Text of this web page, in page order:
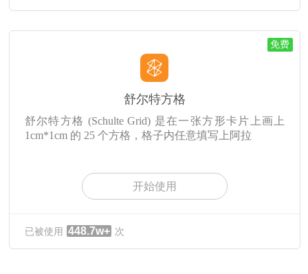
免费
舒尔特方格
舒尔特方格 (Schulte Grid) 是在一张方形卡片上画上
1cm*1cm 的 25 个方格，格子内任意填写上阿拉
开始使用
已被使用 448.7w+ 次